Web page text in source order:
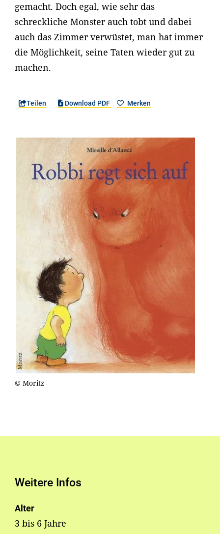
gemacht. Doch egal, wie sehr das
schreckliche Monster auch tobt und dabei
auch das Zimmer verwüstet, man hat immer
die Möglichkeit, seine Taten wieder gut zu
machen.
Teilen Download PDF Merken
© Moritz
Weitere Infos
Alter
3 bis 6 Jahre